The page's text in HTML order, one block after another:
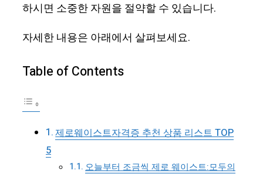
하시면 소중한 자원을 절약할 수 있습니다.
자세한 내용은 아래에서 살펴보세요.
Table of Contents
제로웨이스트자격증 추천 상품 리스트 TOP
5
오늘부터 조금씩 제로 웨이스트:모두의